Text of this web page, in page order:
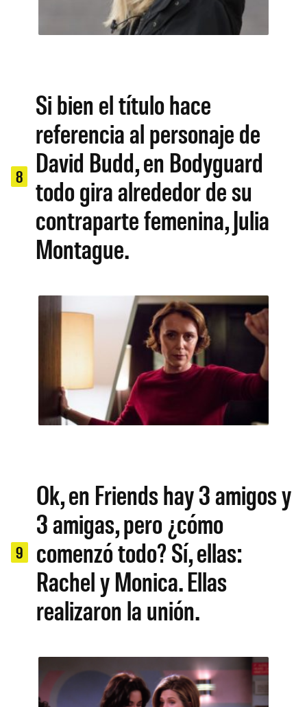
8
Si bien el título hace
referencia al personaje de
David Budd, en Bodyguard
todo gira alrededor de su
contraparte femenina, Julia
Montague.
9
Ok, en Friends hay 3 amigos y
3 amigas, pero ¿cómo
comenzó todo? Sí, ellas:
Rachel y Monica. Ellas
realizaron la unión.